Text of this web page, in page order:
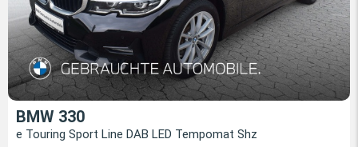
BMW 330
e Touring Sport Line DAB LED Tempomat Shz